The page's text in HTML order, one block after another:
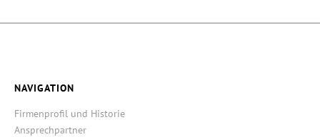
NAVIGATION
Firmenprofil und Historie
Ansprechpartner